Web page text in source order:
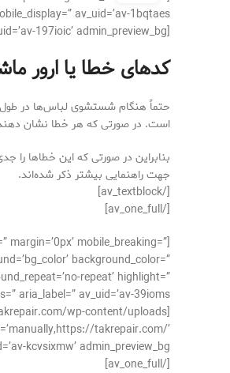
av_uid=’av-1bqtaes’]
[av_textblock size=’16’ av-medium-font-size=” av-small-font-size=” av-mini-font-size=” font_color=” color=” id=” custom_class=” av_uid=’av-197ioic’ admin_preview_bg=”]
کدهای خطا یا ارور
حتماً هنگام شستشوی لباس‌ها در طول
است. در صورتی که هر خطا نشان
بنابراین در صورتی که این خطاها را
جهت راهنمایی بیشتر ذکر شده‌اند.
[/av_textblock]
[/av_one_full]
mobile_breaking=”
background_color=”
repeat’ highlight=”
aria_label=” av_uid=’av-39ioms’]
takrepair.com/’
admin_preview_bg=”][/av_image]
[/av_one_full]